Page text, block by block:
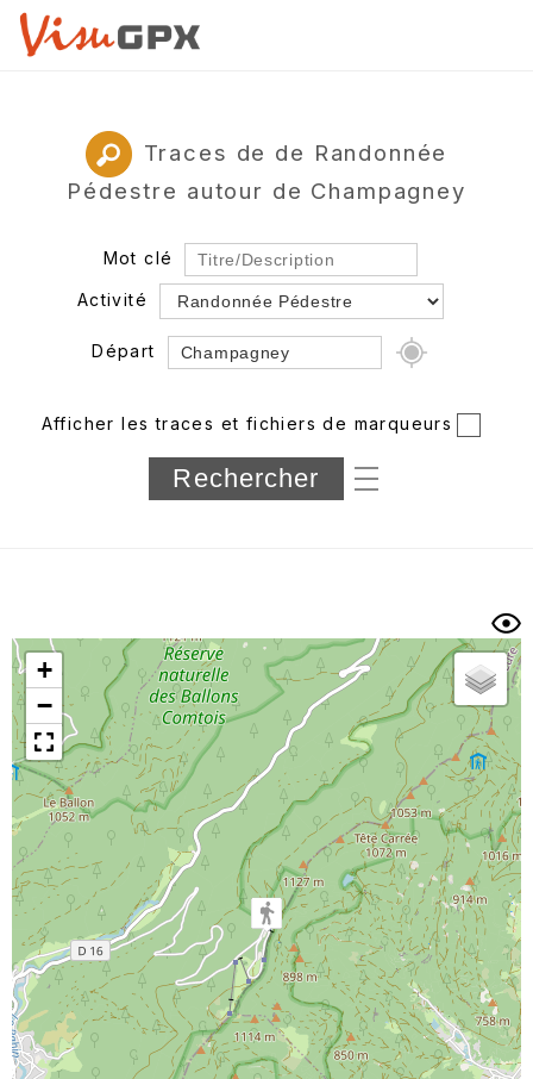
Traces de de Randonnée
Pédestre autour de Champagney
Mot clé
Activité
Départ
Département
Longueur min/max
Trier par
Horodatage Photos
Afficher les traces et fichiers de marqueurs
+
−